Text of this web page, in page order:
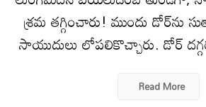
శ్రమ తగ్గించారు! ముందు డోర్‌ను
సాయుదులు లోపలికొచ్చారు. డోర్‌
Read More